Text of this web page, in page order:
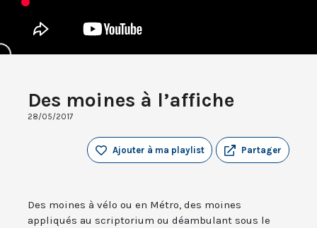
Des moines à l’affiche
28/05/2017
Partager
Ajouter à ma playlist
Des moines à vélo ou en Métro, des moines
appliqués au scriptorium ou déambulant sous le